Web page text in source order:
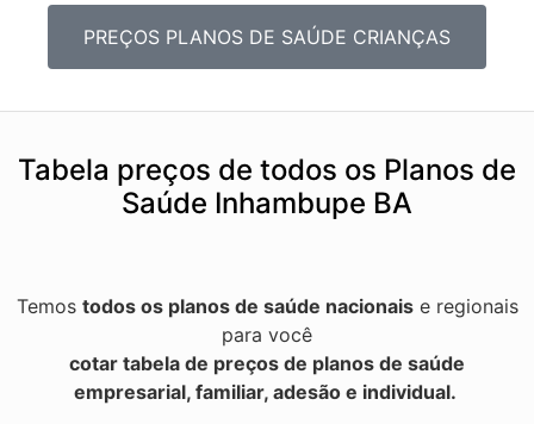
PREÇOS PLANOS DE SAÚDE CRIANÇAS
Tabela preços de todos os Planos de
Saúde Inhambupe BA
Temos todos os planos de saúde nacionaise regionais
para você
cotar tabela de preços de planos de saúde
empresarial, familiar, adesão e individual.